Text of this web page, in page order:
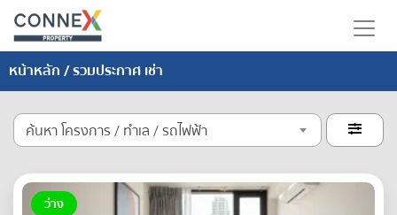
หน้าหลัก/ รวมประกาศ เช่า
ค้นหา โครงการ / ทำเล / รถไฟฟ้า 
ว่าง